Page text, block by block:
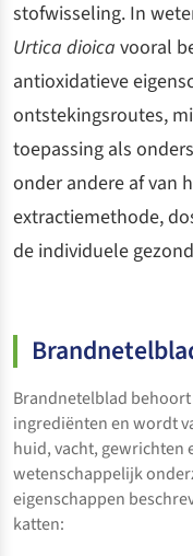
stofwisseling. In
Urtica dioica vooral
antioxidatieve
ontstekingsroutes,
toepassing als
onder andere af van
extractiemethode,
de individuele
Brandnetelblad
ingrediënten en wordt
huid, vacht, gewrichten
wetenschappelijk
eigenschappen
katten: